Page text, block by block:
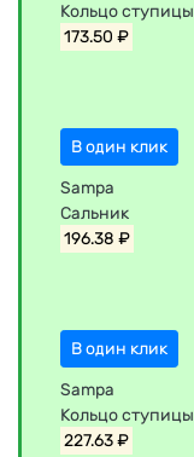
Кольцо ступицы
173.50 ₽
В один клик
Sampa
Сальник
196.38 ₽
В один клик
Sampa
Кольцо ступицы
227.63 ₽